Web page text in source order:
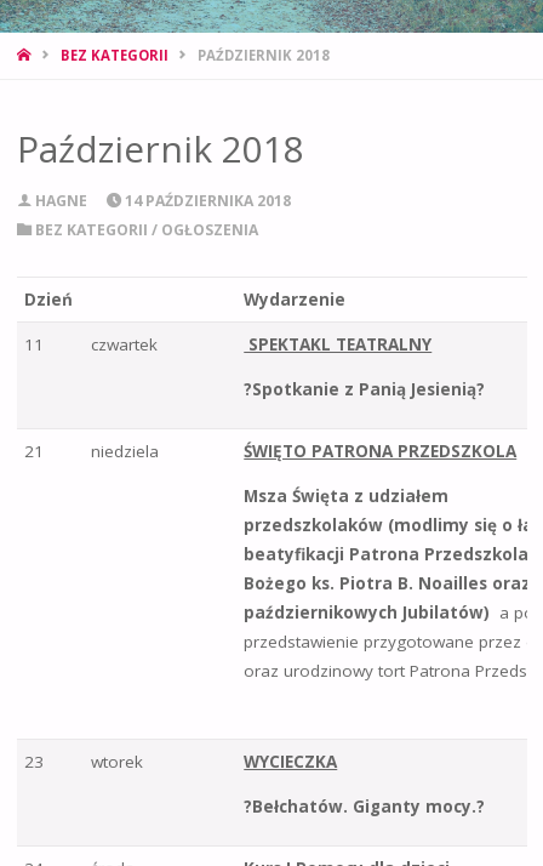
BEZ KATEGORII PAŹDZIERNIK 2018
Październik 2018
HAGNE
14 PAŹDZIERNIKA 2018
BEZ KATEGORII / OGŁOSZENIA
Dzień Wydarzenie
11 czwartek SPEKTAKL TEATRALNY
?Spotkanie z Panią Jesienią?
21 niedziela ŚWIĘTO PATRONA PRZEDSZKOLA
Msza Święta z udziałem
przedszkolaków (modlimy się o
beatyfikacji Patrona Przedszkola
Bożego ks. Piotra B. Noailles oraz
październikowych Jubilatów) a po
przedstawienie przygotowane przez
oraz urodzinowy tort Patrona
23 wtorek WYCIECZKA
?Bełchatów. Giganty mocy.?